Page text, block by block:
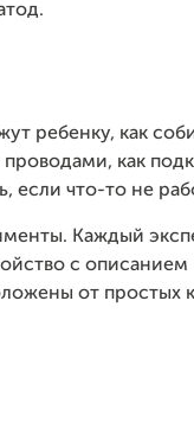
ребенку, как
проводами, как
если что-то не
Каждый
с описанием
от простых